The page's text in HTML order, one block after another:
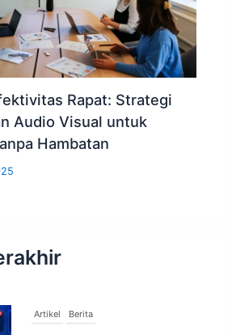
Rapat: Strategi
Audio Visual untuk
Hambatan
Artikel Berita